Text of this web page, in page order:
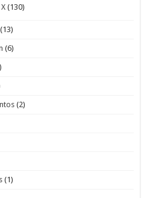
(130)
(13)
(6)
(2)
(1)